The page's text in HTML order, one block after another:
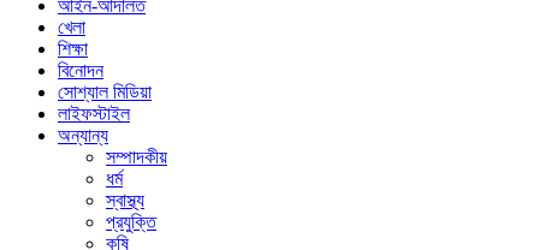
আইন-আদালত
খেলা
শিক্ষা
বিনোদন
সোশ্যাল মিডিয়া
লাইফস্টাইল
অন্যান্য
সম্পাদকীয়
ধর্ম
স্বাস্থ্য
প্রযুক্তি
কৃষি